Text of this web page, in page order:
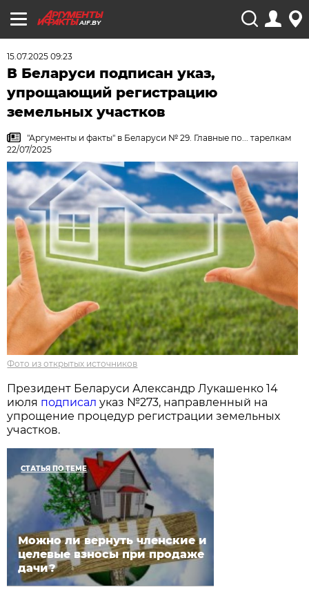
AIF.BY
15.07.2025 09:23
В Беларуси подписан указ,
упрощающий регистрацию
земельных участков
"Аргументы и факты" в Беларуси № 29. Главные по... тарелкам
22/07/2025
Фото из открытых источников
Президент Беларуси Александр Лукашенко 14
июля подписал указ №273, направленный на
упрощение процедур регистрации земельных
участков.
СТАТЬЯ ПО ТЕМЕ
​Можно ли вернуть членские и
целевые взносы при продаже
дачи?